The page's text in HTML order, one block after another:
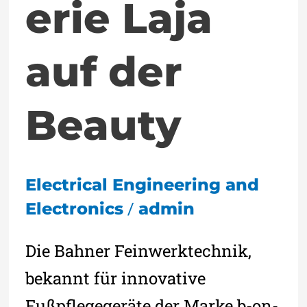
erie Laja
auf der
Beauty
Electrical Engineering and
Electronics/ admin
Die Bahner Feinwerktechnik,
bekannt für innovative